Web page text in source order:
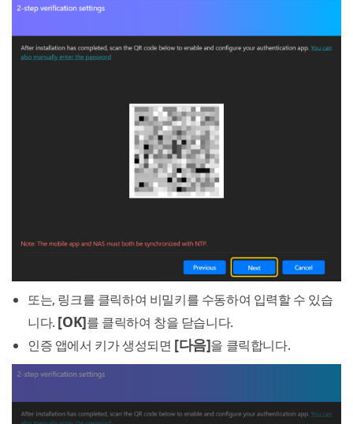
또는, 링크를 클릭하여 비밀키를 수동하여 입력할 수 있습
니다. [OK]를 클릭하여 창을 닫습니다.
인증 앱에서 키가 생성되면 [다음]을 클릭합니다.